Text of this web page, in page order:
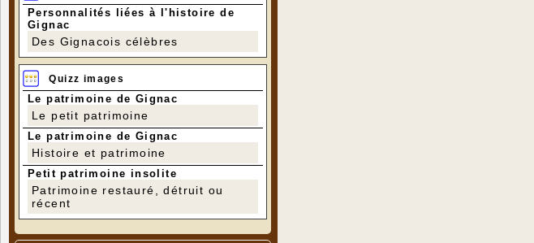
Personnalités liées à l'histoire de
Gignac
Des Gignacois célèbres
Quizz images
Le patrimoine de Gignac
Le petit patrimoine
Le patrimoine de Gignac
Histoire et patrimoine
Petit patrimoine insolite
Patrimoine restauré, détruit ou
récent